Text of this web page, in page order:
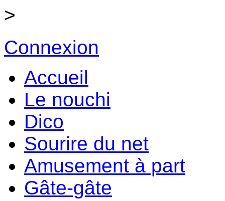
>
Connexion
Accueil
Le nouchi
Dico
Sourire du net
Amusement à part
Gâte-gâte